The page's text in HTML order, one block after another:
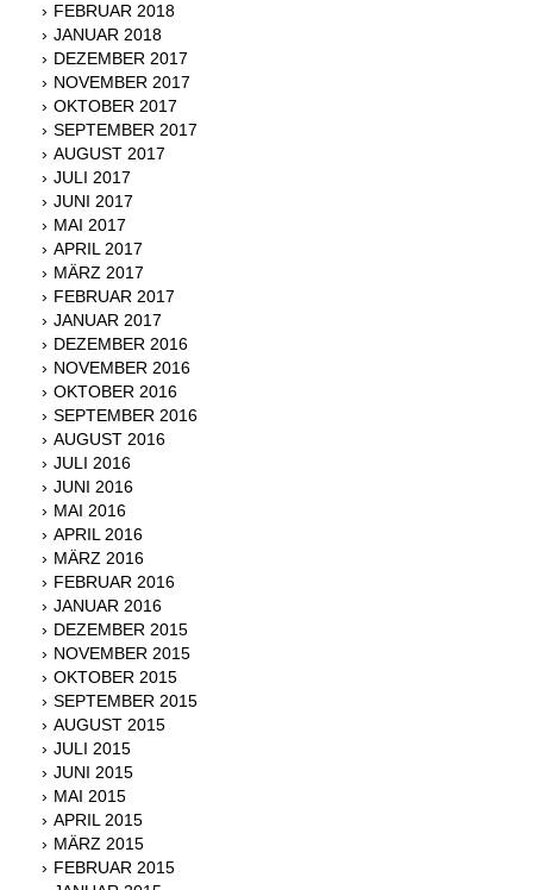
FEBRUAR 2018
JANUAR 2018
DEZEMBER 2017
NOVEMBER 2017
OKTOBER 2017
SEPTEMBER 2017
AUGUST 2017
JULI 2017
JUNI 2017
MAI 2017
APRIL 2017
MÄRZ 2017
FEBRUAR 2017
JANUAR 2017
DEZEMBER 2016
NOVEMBER 2016
OKTOBER 2016
SEPTEMBER 2016
AUGUST 2016
JULI 2016
JUNI 2016
MAI 2016
APRIL 2016
MÄRZ 2016
FEBRUAR 2016
JANUAR 2016
DEZEMBER 2015
NOVEMBER 2015
OKTOBER 2015
SEPTEMBER 2015
AUGUST 2015
JULI 2015
JUNI 2015
MAI 2015
APRIL 2015
MÄRZ 2015
FEBRUAR 2015